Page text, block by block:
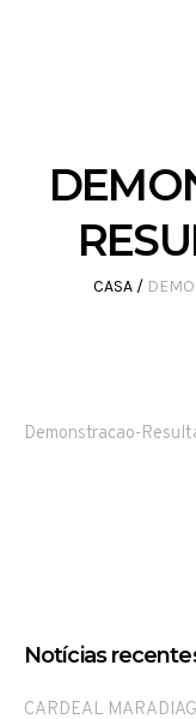
CASA /
Demonstracao-
Notícias
CARDEAL